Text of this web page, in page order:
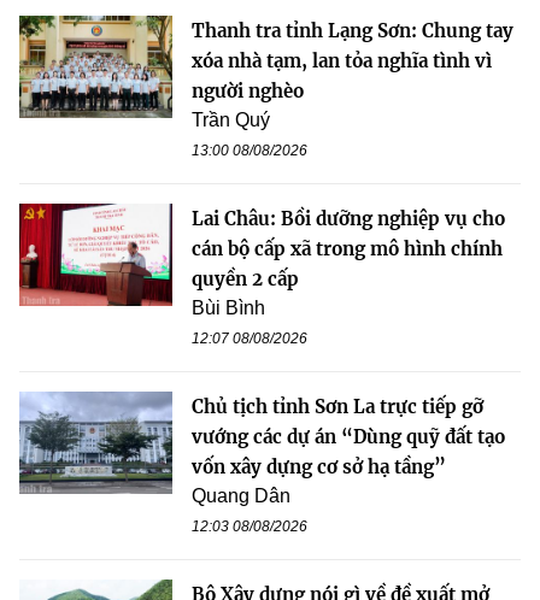
Thanh tra tỉnh Lạng Sơn: Chung tay
xóa nhà tạm, lan tỏa nghĩa tình vì
người nghèo
Trần Quý
13:00 08/08/2026
Lai Châu: Bồi dưỡng nghiệp vụ cho
cán bộ cấp xã trong mô hình chính
quyền 2 cấp
Bùi Bình
12:07 08/08/2026
Chủ tịch tỉnh Sơn La trực tiếp gỡ
vướng các dự án “Dùng quỹ đất tạo
vốn xây dựng cơ sở hạ tầng”
Quang Dân
12:03 08/08/2026
Bộ Xây dựng nói gì về đề xuất mở